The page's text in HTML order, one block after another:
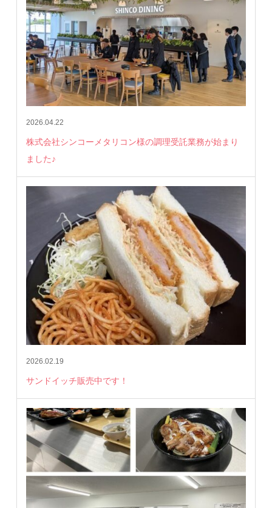
2026.04.22
株式会社シンコーメタリコン様の調理受託業務が始まり
ました♪
2026.02.19
サンドイッチ販売中です！